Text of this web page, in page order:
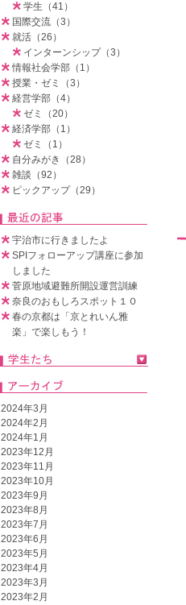
学生（41）
国際交流（3）
就活（26）
インターンシップ（3）
情報社会学部（1）
授業・ゼミ（3）
経営学部（4）
ゼミ（20）
経済学部（1）
ゼミ（1）
自分みがき（28）
雑談（92）
ピックアップ（29）
宇治市に行きましたよ
SPIフォローアップ講座に参加
しました
菅原地域避難所開設運営訓練
奈良のおもしろスポット１０
春の京都は「京とれいん雅
楽」で楽しもう！
2024年3月
2024年2月
2024年1月
2023年12月
2023年11月
2023年10月
2023年9月
2023年8月
2023年7月
2023年6月
2023年5月
2023年4月
2023年3月
2023年2月